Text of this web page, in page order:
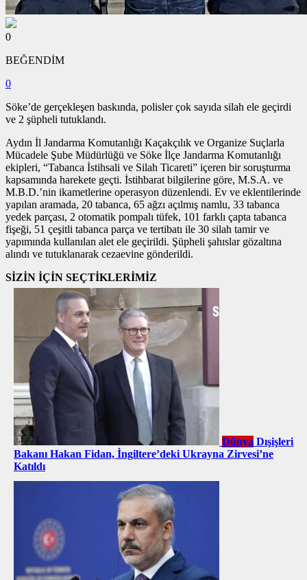
0
BEĞENDİM
0
Söke’de gerçekleşen baskında, polisler çok sayıda silah ele geçirdi
ve 2 şüpheli tutuklandı.
Aydın İl Jandarma Komutanlığı Kaçakçılık ve Organize Suçlarla
Mücadele Şube Müdürlüğü ve Söke İlçe Jandarma Komutanlığı
ekipleri, “Tabanca İstihsali ve Silah Ticareti” içeren bir soruşturma
kapsamında harekete geçti. İstihbarat bilgilerine göre, M.S.A. ve
M.B.D.’nin ikametlerine operasyon düzenlendi. Ev ve eklentilerinde
yapılan aramada, 20 tabanca, 65 ağzı açılmış namlu, 33 tabanca
yedek parçası, 2 otomatik pompalı tüfek, 101 farklı çapta tabanca
fişeği, 51 çeşitli tabanca parça ve tertibatı ile 30 silah tamir ve
yapımında kullanılan alet ele geçirildi. Şüpheli şahıslar gözaltına
alındı ve tutuklanarak cezaevine gönderildi.
SİZİN İÇİN SEÇTİKLERİMİZ
Dünya Dışişleri
Bakanı Hakan Fidan, İngiltere’deki Ukrayna Zirvesi’ne
Katıldı